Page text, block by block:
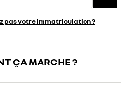
pas votre immatriculation ?
ÇA MARCHE ?